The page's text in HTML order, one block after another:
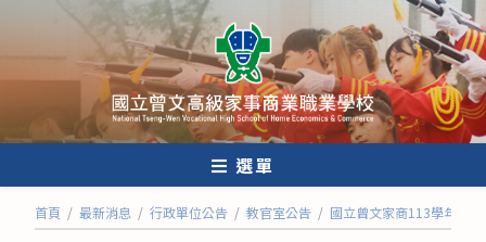
內
選單
首頁 / 最新消息 / 行政單位公告 / 教官室公告 / 國立曾文家商113學年度